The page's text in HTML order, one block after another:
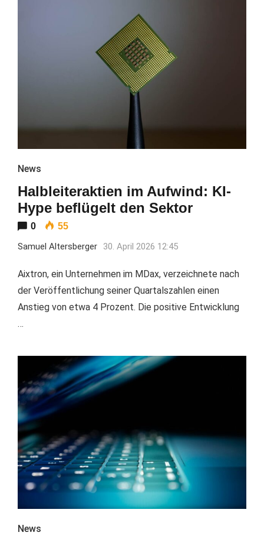
News
Halbleiteraktien im Aufwind: KI-
Hype beflügelt den Sektor
0 55
Samuel Altersberger 30. April 2026 12:45
Aixtron, ein Unternehmen im MDax, verzeichnete nach
der Veröffentlichung seiner Quartalszahlen einen
Anstieg von etwa 4 Prozent. Die positive Entwicklung
…
News